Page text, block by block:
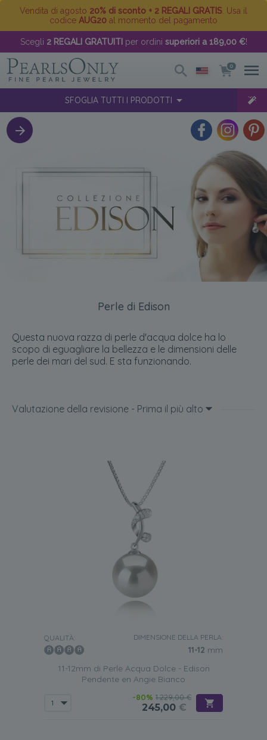
Vendita di agosto 20% di sconto + 2 REGALI GRATIS . Usa il
codice AUG20 al momento del pagamento
Scegli 2 REGALI GRATUITI per ordini superiori a 189,00 €!
0
SFOGLIA TUTTI I PRODOTTI
Perle di Edison
Questa nuova razza di perle d'acqua dolce ha lo
scopo di eguagliare la bellezza e le dimensioni delle
perle dei mari del sud. E sta funzionando.
Valutazione della revisione - Prima il più alto
QUALITÀ: DIMENSIONE DELLA PERLA:
11-12 mm
11-12mm di Perle Acqua Dolce - Edison
Pendente en Angie Bianco
-80% 1.229,00 €
245,00 €